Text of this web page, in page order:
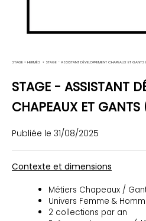
STAGE > HERMÈS > STAGE - ASSISTANT DÉVELOPPEMENT CHAPEAUX ET
STAGE - ASSISTANT
CHAPEAUX ET
Publiée le 31/08/2025
Contexte et dimensions
Métiers Chapeaux /
Univers Femme &
2 collections par an